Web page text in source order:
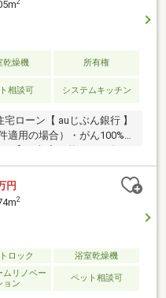
乾燥機 所有権
相談可 システムキッチン
ローン【 auじぶん銀行 】
用の場合）・がん100%
】で加入可能！・頭金0
物件価格の10%までは融資
途別に使用できる両面バル
家事負担を軽減■オートロッ
ホン・宅配ボックス付き
交換：キッチン、浴室、洗
建具〇張替：クッションフ
グ〇シーリングライト取
ーテンレール交換、ハウス
円
2
ロック 浴室乾燥機
ムリノベー
ョン
ペット相談可